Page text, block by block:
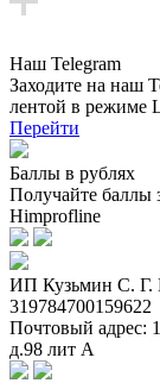
Наш Telegram
Заходите на наш
лентой в режиме
Перейти
Баллы в рублях
Получайте баллы
Himprofline
ИП Кузьмин C.
319784700159622
Почтовый адрес:
д.98 лит А